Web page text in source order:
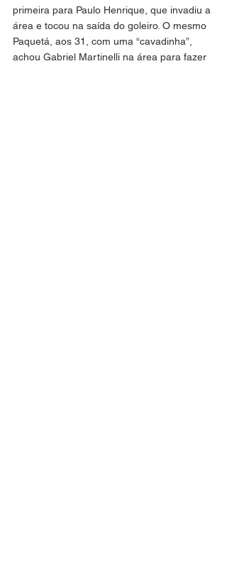
primeira para Paulo Henrique, que invadiu a
área e tocou na saída do goleiro. O mesmo
Paquetá, aos 31, com uma “cavadinha”,
achou Gabriel Martinelli na área para fazer